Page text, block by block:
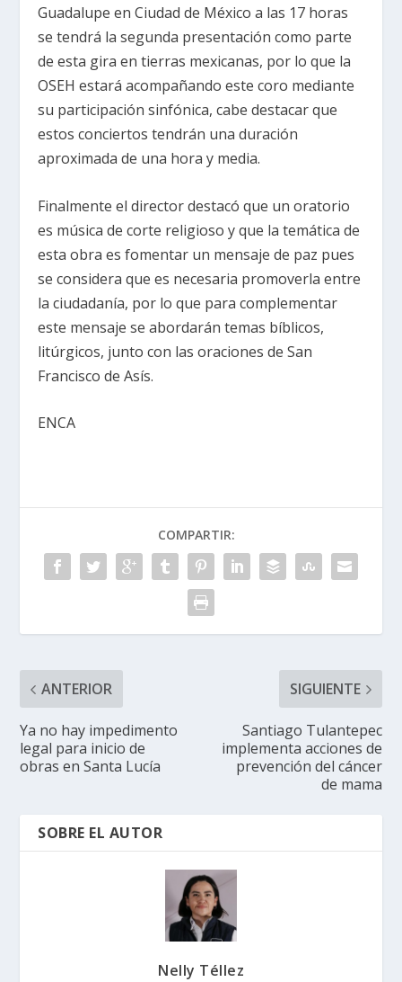
Guadalupe en Ciudad de México a las 17 horas
se tendrá la segunda presentación como parte
de esta gira en tierras mexicanas, por lo que la
OSEH estará acompañando este coro mediante
su participación sinfónica, cabe destacar que
estos conciertos tendrán una duración
aproximada de una hora y media.
Finalmente el director destacó que un oratorio
es música de corte religioso y que la temática de
esta obra es fomentar un mensaje de paz pues
se considera que es necesaria promoverla entre
la ciudadanía, por lo que para complementar
este mensaje se abordarán temas bíblicos,
litúrgicos, junto con las oraciones de San
Francisco de Asís.
ENCA
COMPARTIR:
ANTERIOR
Ya no hay impedimento
legal para inicio de
obras en Santa Lucía
SIGUIENTE
Santiago Tulantepec
implementa acciones de
prevención del cáncer
de mama
SOBRE EL AUTOR
Nelly Téllez